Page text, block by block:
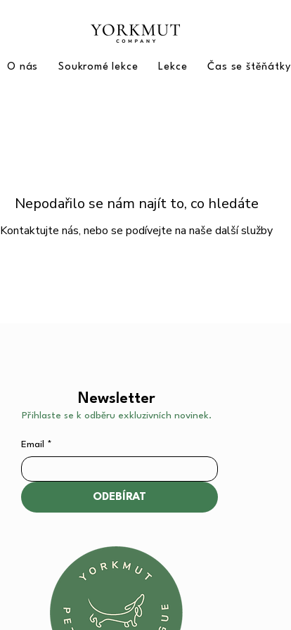
O nás Soukromé lekce Lekce Čas se štěňátky
Nepodařilo se nám najít to, co hledáte
Kontaktujte nás, nebo se podívejte na naše další služby
Email *
ODEBÍRAT
Newsletter
Přihlaste se k odběru exkluzivních novinek.